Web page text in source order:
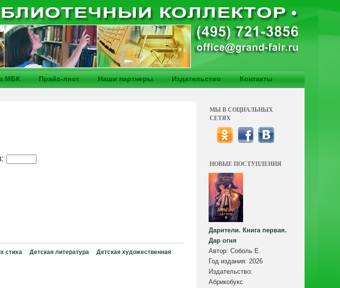
МБК Прайс-лист Наши партнеры Издательство Контакты
стиха Детская литература
Детская художественная
МЫ В СОЦИАЛЬНЫХ
СЕТЯХ
НОВЫЕ ПОСТУПЛЕНИЯ
Дарители. Книга первая.
Дар огня
Автор: Соболь Е.
Год издания: 2026
Издательство:
Абрикобукс